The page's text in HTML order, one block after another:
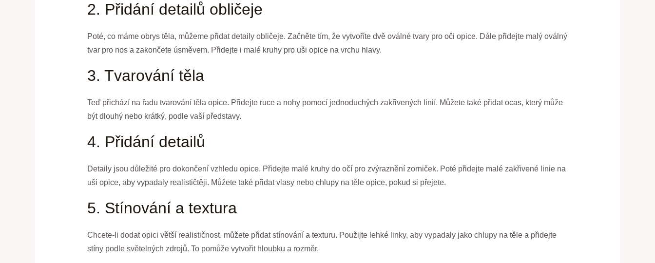
2. Přidání detailů obličeje
Poté, co máme obrys těla, můžeme přidat detaily obličeje. Začněte tím, že vytvoříte dvě oválné tvary pro oči opice. Dále přidejte malý oválný
tvar pro nos a zakončete úsměvem. Přidejte i malé kruhy pro uši opice na vrchu hlavy.
3. Tvarování těla
Teď přichází na řadu tvarování těla opice. Přidejte ruce a nohy pomocí jednoduchých zakřivených linií. Můžete také přidat ocas, který může
být dlouhý nebo krátký, podle vaší představy.
4. Přidání detailů
Detaily jsou důležité pro dokončení vzhledu opice. Přidejte malé kruhy do očí pro zvýraznění zorniček. Poté přidejte malé zakřivené linie na
uši opice, aby vypadaly realističtěji. Můžete také přidat vlasy nebo chlupy na těle opice, pokud si přejete.
5. Stínování a textura
Chcete-li dodat opici větší realističnost, můžete přidat stínování a texturu. Použijte lehké linky, aby vypadaly jako chlupy na těle a přidejte
stíny podle světelných zdrojů. To pomůže vytvořit hloubku a rozměr.